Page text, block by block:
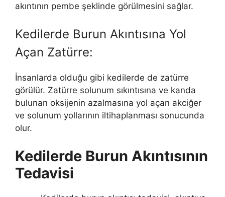
akıntının pembe şeklinde görülmesini sağlar.
Kedilerde Burun Akıntısına Yol
Açan Zatürre:
İnsanlarda olduğu gibi kedilerde de zatürre
görülür. Zatürre solunum sıkıntısına ve kanda
bulunan oksijenin azalmasına yol açan akciğer
ve solunum yollarının iltihaplanması sonucunda
olur.
Kedilerde Burun Akıntısının
Tedavisi